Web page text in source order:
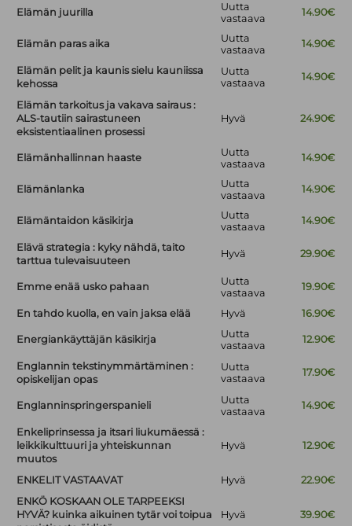
Elämän juurilla
Uutta
vastaava
14.90€
Elämän paras aika
Uutta
vastaava
14.90€
Elämän pelit ja kaunis sielu kauniissa
kehossa
Uutta
vastaava
14.90€
Elämän tarkoitus ja vakava sairaus :
ALS-tautiin sairastuneen
eksistentiaalinen prosessi
Hyvä 24.90€
Elämänhallinnan haaste
Uutta
vastaava
14.90€
Elämänlanka
Uutta
vastaava
14.90€
Elämäntaidon käsikirja
Uutta
vastaava
14.90€
Elävä strategia : kyky nähdä, taito
tarttua tulevaisuuteen
Hyvä 29.90€
Emme enää usko pahaan
Uutta
vastaava
19.90€
En tahdo kuolla, en vain jaksa elää Hyvä 16.90€
Energiankäyttäjän käsikirja
Uutta
vastaava
12.90€
Englannin tekstinymmärtäminen :
opiskelijan opas
Uutta
vastaava
17.90€
Englanninspringerspanieli
Uutta
vastaava
14.90€
Enkeliprinsessa ja itsari liukumäessä :
leikkikulttuuri ja yhteiskunnan
muutos
Hyvä 12.90€
ENKELIT VASTAAVAT Hyvä
22.90€
ENKÖ KOSKAAN OLE TARPEEKSI
HYVÄ? kuinka aikuinen tytär voi toipua
Hyvä 39.90€